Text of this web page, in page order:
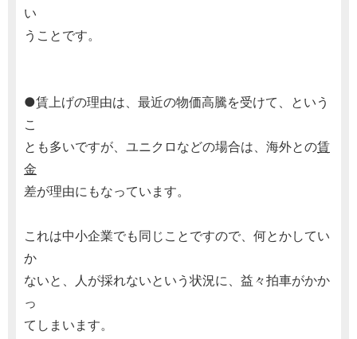
い
うことです。
●賃上げの理由は、最近の物価高騰を受けて、という
こ
とも多いですが、ユニクロなどの場合は、海外との賃
金
差が理由にもなっています。
これは中小企業でも同じことですので、何とかしてい
か
ないと、人が採れないという状況に、益々拍車がかか
っ
てしまいます。